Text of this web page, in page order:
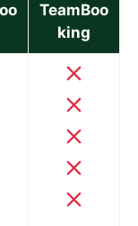
TeamBoo
king